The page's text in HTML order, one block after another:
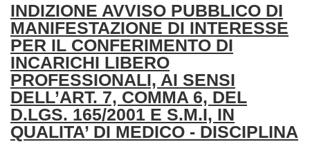
INDIZIONE AVVISO PUBBLICO DI
MANIFESTAZIONE DI INTERESSE
PER IL CONFERIMENTO DI
INCARICHI LIBERO
PROFESSIONALI, AI SENSI
DELL’ART. 7, COMMA 6, DEL
D.LGS. 165/2001 E S.M.I, IN
QUALITA’ DI MEDICO - DISCIPLINA